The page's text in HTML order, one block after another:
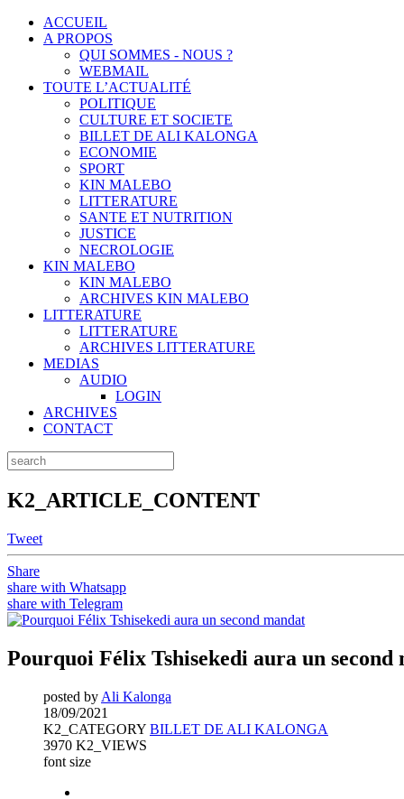
ACCUEIL
A PROPOS
QUI SOMMES - NOUS ?
WEBMAIL
TOUTE L’ACTUALITÉ
POLITIQUE
CULTURE ET SOCIETE
BILLET DE ALI KALONGA
ECONOMIE
SPORT
KIN MALEBO
LITTERATURE
SANTE ET NUTRITION
JUSTICE
NECROLOGIE
KIN MALEBO
KIN MALEBO
ARCHIVES KIN MALEBO
LITTERATURE
LITTERATURE
ARCHIVES LITTERATURE
MEDIAS
AUDIO
LOGIN
ARCHIVES
CONTACT
K2_ARTICLE_CONTENT
Tweet
Share
share with Whatsapp
share with Telegram
Pourquoi Félix Tshisekedi aura un second
posted by Ali Kalonga
18/09/2021
K2_CATEGORY BILLET DE ALI KALONGA
3970 K2_VIEWS
font size